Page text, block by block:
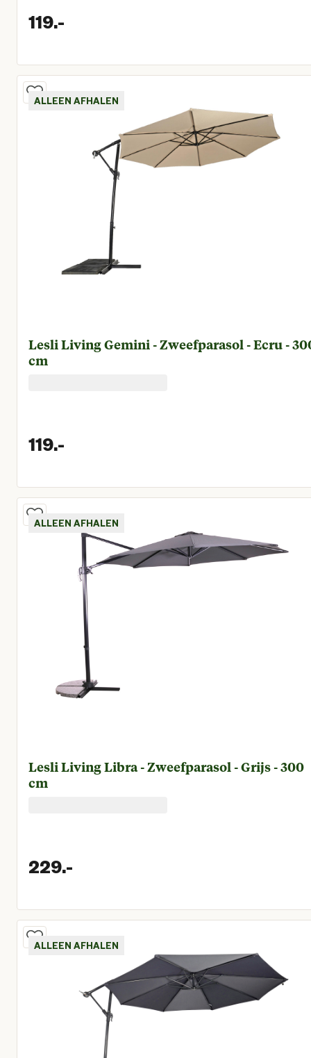
119.-
Huidige prijs € 119,00
ALLEEN AFHALEN
Lesli Living Gemini - Zweefparasol - Ecru - 300
cm
119.-
Huidige prijs € 119,00
ALLEEN AFHALEN
Lesli Living Libra - Zweefparasol - Grijs - 300
cm
229.-
Huidige prijs € 229,00
ALLEEN AFHALEN